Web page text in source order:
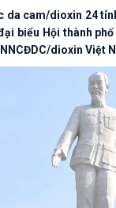
da cam/dioxin 24
biểu Hội thành
dioxin Việt